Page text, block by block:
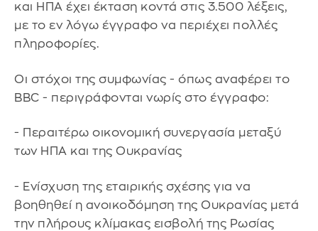
και ΗΠΑ έχει έκταση κοντά στις 3.500 λέξεις,
με το εν λόγω έγγραφο να περιέχει πολλές
πληροφορίες.
Οι στόχοι της συμφωνίας - όπως αναφέρει το
BBC - περιγράφονται νωρίς στο έγγραφο:
- Περαιτέρω οικονομική συνεργασία μεταξύ
των ΗΠΑ και της Ουκρανίας
- Ενίσχυση της εταιρικής σχέσης για να
βοηθηθεί η ανοικοδόμηση της Ουκρανίας μετά
την πλήρους κλίμακας εισβολή της Ρωσίας